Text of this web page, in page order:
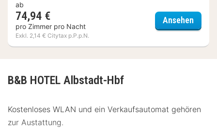
ab
74,94 €
pro Zimmer pro Nacht
Exkl. 2,14 € Citytax p.P.p.N.
Ansehen
B&B HOTEL Albstadt-Hbf
Kostenloses WLAN und ein Verkaufsautomat gehören
zur Austattung.